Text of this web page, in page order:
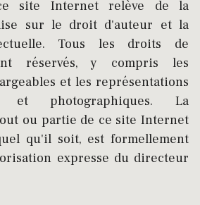
site Internet relève de la
sur le droit d'auteur et la
Tous les droits de
réservés, y compris les
et les représentations
et photographiques. La
ou partie de ce site Internet
qu'il soit, est formellement
expresse du directeur